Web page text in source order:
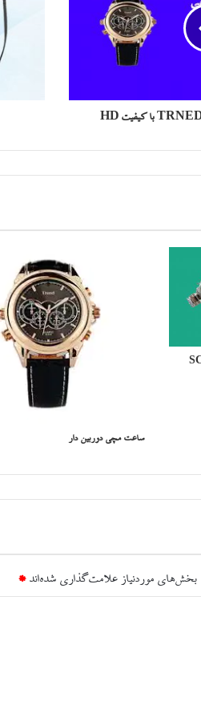
ساعت مچی دوربین دار
بخش‌های موردنیاز علامت‌گذاری شده‌اند *